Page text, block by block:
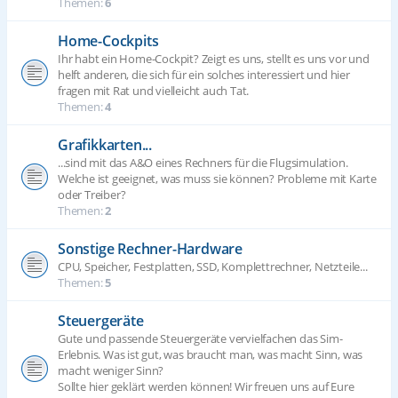
Home-Cockpits
Ihr habt ein Home-Cockpit? Zeigt es uns, stellt es uns vor und
helft anderen, die sich für ein solches interessiert und hier
fragen mit Rat und vielleicht auch Tat.
Themen:4
Grafikkarten...
...sind mit das A&O eines Rechners für die Flugsimulation.
Welche ist geeignet, was muss sie können? Probleme mit Karte
oder Treiber?
Themen:2
Sonstige Rechner-Hardware
CPU, Speicher, Festplatten, SSD, Komplettrechner, Netzteile...
Themen:5
Steuergeräte
Gute und passende Steuergeräte vervielfachen das Sim-
Erlebnis. Was ist gut, was braucht man, was macht Sinn, was
macht weniger Sinn?
Sollte hier geklärt werden können! Wir freuen uns auf Eure